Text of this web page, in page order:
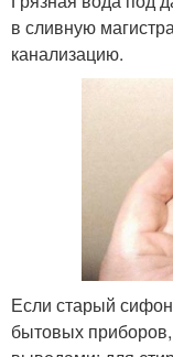
в сливную
канализацию.
Если старый
бытовых